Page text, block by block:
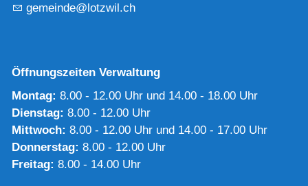
g m nd tzw ch
Öffnungszeiten Verwaltung
Montag: 8.00 - 12.00 Uhr und 14.00 - 18.00 Uhr
Dienstag: 8.00 - 12.00 Uhr
Mittwoch: 8.00 - 12.00 Uhr und 14.00 - 17.00 Uhr
Donnerstag: 8.00 - 12.00 Uhr
Freitag: 8.00 - 14.00 Uhr